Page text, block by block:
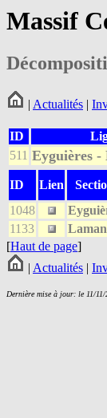
Massif
| Actualités |
ID
511 Eyguières -
ID Lien
1048
1133
[Haut de page]
| Actualités |
Dernière mise à jour: le 11/11/